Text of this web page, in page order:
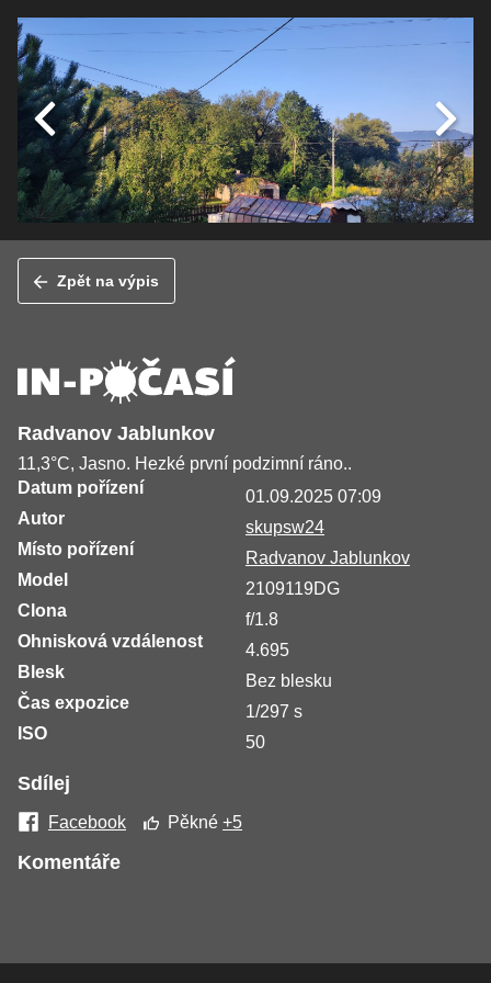
Zpět na výpis
Radvanov Jablunkov
11,3°C, Jasno. Hezké první podzimní ráno..
Datum pořízení
01.09.2025 07:09
Autor
skupsw24
Místo pořízení
Radvanov Jablunkov
Model
2109119DG
Clona
f/1.8
Ohnisková vzdálenost
4.695
Blesk
Bez blesku
Čas expozice
1/297 s
ISO
50
Sdílej
Facebook Pěkné+5
Komentáře